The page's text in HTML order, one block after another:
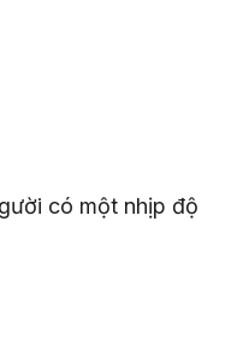
có một nhịp độ